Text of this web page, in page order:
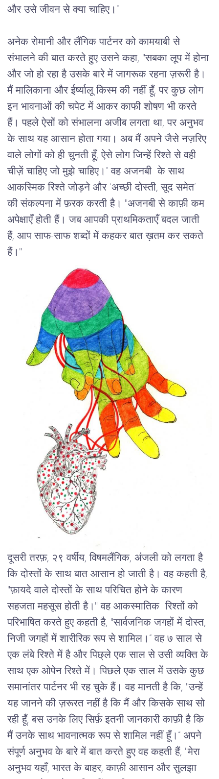
और उसे जीवन से क्या चाहिए।”
अनेक रोमानी और लैंगिक पार्टनर को कामयाबी से
संभालने की बात करते हुए उसने कहा, "सबका लूप में होना
और जो हो रहा है उसके बारे में जागरूक रहना ज़रूरी है।
मैं मालिकाना और ईर्ष्यालू किस्म की नहीं हूँ, पर कुछ लोग
इन भावनाओं की चपेट में आकर काफी शोषण भी करते
हैं। पहले ऐसों को संभालना अजीब लगता था, पर अनुभव
के साथ यह आसान होता गया। अब मैं अपने जैसे नज़रिए
वाले लोगों को ही चुनती हूँ, ऐसे लोग जिन्हें रिश्ते से वही
चीज़ें चाहिए जो मुझे चाहिए।” वह अजनबी  के साथ
आकस्मिक रिश्ते जोड़ने और ‘अच्छी दोस्ती, सूद समेत’
की संकल्पना में फ़रक करती है। "अजनबी से काफ़ी कम
अपेक्षाएँ होती हैं। जब आपकी प्राथमिकताएँ बदल जाती
हैं, आप साफ-साफ शब्दों में कहकर बात ख़तम कर सकते
हैं।"
दूसरी तरफ़, २९ वर्षीय, विषमलैंगिक, अंजली को लगता है
कि दोस्तों के साथ बात आसान हो जाती है। वह कहती है,
"फ़ायदे वाले दोस्तों के साथ परिचित होने के कारण
सहजता महसूस होती है।" वह आकस्मातिक रिश्तों को
परिभाषित करते हुए कहती है, "सार्वजनिक जगहों में दोस्त,
निजी जगहों में शारीरिक रूप से शामिल।” वह ७ साल से
एक लंबे रिश्ते में है और पिछ्ले एक साल से उसी व्यक्ति के
साथ एक ओपेन रिश्ते में। पिछले एक साल में उसके कुछ
समानांतर पार्टनर भी रह चुके हैं। वह मानती है कि, "उन्हें
यह जानने की ज़रूरत नहीं है कि मैं और किसके साथ सो
रही हूँ, बस उनके लिए सिर्फ़ इतनी जानकारी काफ़ी है कि
मैं उनके साथ भावनात्मक रूप से शामिल नहीं हूँ।” अपने
संपूर्ण अनुभव के बारे में बात करते हुए वह कहती हैं, "मेरा
अनुभव यहाँ, भारत के बाहर, काफ़ी आसान और सुलझा